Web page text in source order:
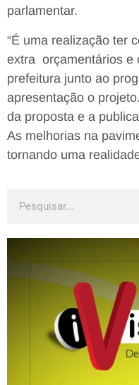
parlamentar.
“É uma realização ter
extra orçamentários e
prefeitura junto ao
apresentação o
da proposta e a
As melhorias na
tornando uma